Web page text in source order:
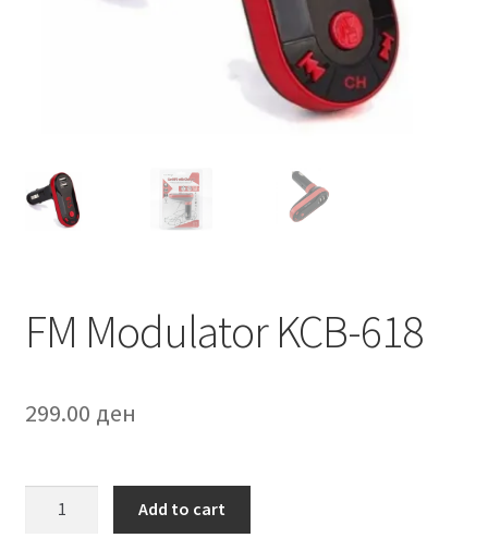
FM Modulator KCB-618
299.00 ден
Add to cart